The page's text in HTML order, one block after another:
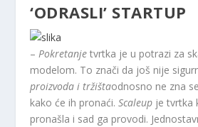
‘ODRASLI’ STARTUP
– Pokretanjetvrtka je u potrazi za
modelom. To znači da još nije
proizvoda i tržištaodnosno ne zna
kako će ih pronaći.Scaleup je tvrtka
pronašla i sad ga provodi.